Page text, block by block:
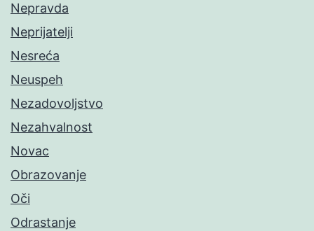
Nepravda
Neprijatelji
Nesreća
Neuspeh
Nezadovoljstvo
Nezahvalnost
Novac
Obrazovanje
Oči
Odrastanje